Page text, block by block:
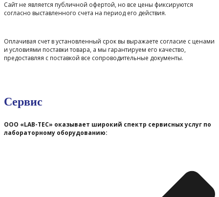
Сайт не является публичной офертой, но все цены фиксируются
согласно выставленного счета на период его действия.
Оплачивая счет в установленный срок вы выражаете согласие с ценами
и условиями поставки товара, а мы гарантируем его качество,
предоставляя с поставкой все сопроводительные документы.
Сервис
ООО «LAB-TEC» оказывает широкий спектр сервисных услуг по
лабораторному оборудованию: